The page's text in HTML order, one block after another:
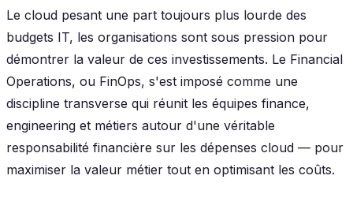
Le cloud pesant une part toujours plus lourde des
budgets IT, les organisations sont sous pression pour
démontrer la valeur de ces investissements. Le Financial
Operations, ou FinOps, s'est imposé comme une
discipline transverse qui réunit les équipes finance,
engineering et métiers autour d'une véritable
responsabilité financière sur les dépenses cloud — pour
maximiser la valeur métier tout en optimisant les coûts.